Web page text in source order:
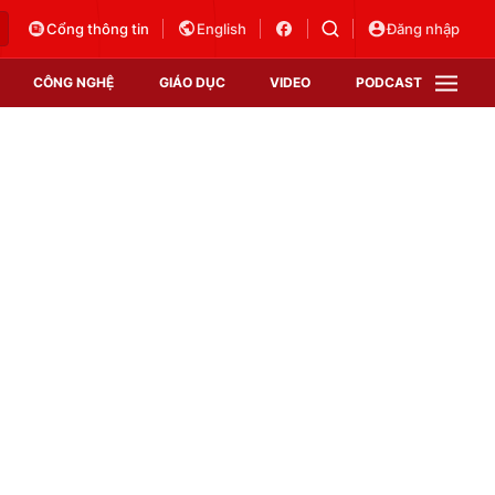
Cổng thông tin English Đăng nhập
CÔNG NGHỆ GIÁO DỤC VIDEO PODCAST